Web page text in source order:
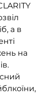
а в
на